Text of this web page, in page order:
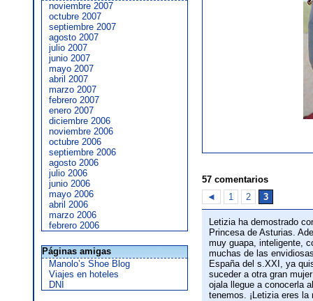
noviembre 2007
octubre 2007
septiembre 2007
agosto 2007
julio 2007
junio 2007
mayo 2007
abril 2007
marzo 2007
febrero 2007
enero 2007
diciembre 2006
noviembre 2006
octubre 2006
septiembre 2006
agosto 2006
julio 2006
junio 2006
mayo 2006
abril 2006
marzo 2006
febrero 2006
Páginas amigas
Manolo’s Shoe Blog
Viajes en hoteles
DNI
57 comentarios
◄
1 2 3
Letizia ha demostrado
Princesa de Asturias.
muy guapa, inteligente,
muchas de las
España del s.XXI, ya
suceder a otra gran
ojala llegue a conocerla
tenemos. ¡Letizia eres